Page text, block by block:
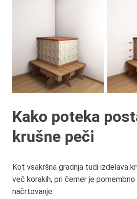
Kako poteka
krušne peči
Kot vsakršna gradnja tudi izdelava
več korakih, pri čemer je
načrtovanje.